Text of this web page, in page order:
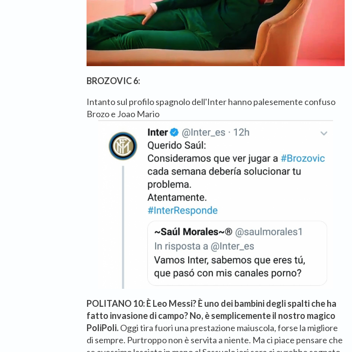
BROZOVIC 6:
Intanto sul profilo spagnolo dell'Inter hanno palesemente confuso
Brozo e Joao Mario
POLITANO 10: È Leo Messi? È uno dei bambini degli spalti che ha
fatto invasione di campo? No, è semplicemente il nostro magico
PoliPoli.Oggi tira fuori una prestazione maiuscola, forse la migliore
di sempre. Purtroppo non è servita a niente. Ma ci piace pensare che